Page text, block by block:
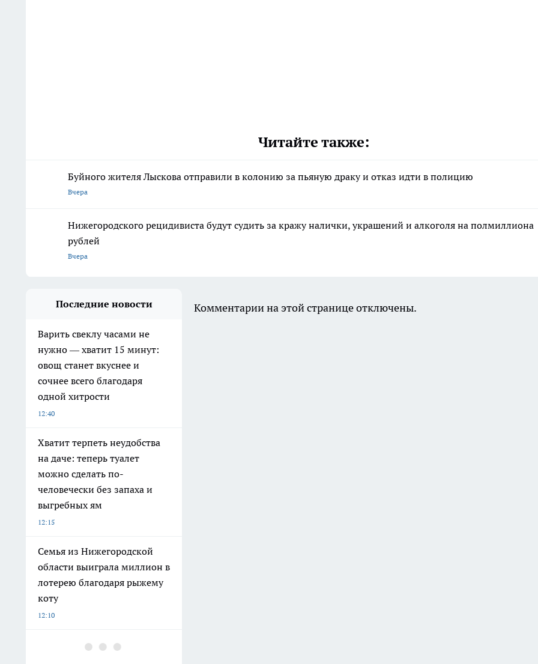
Читайте также:
Буйного жителя Лыскова отправили в колонию за пьяную драку и отказ идти в полицию
Вчера
Нижегородского рецидивиста будут судить за кражу налички, украшений и алкоголя на полмиллиона
рублей
Вчера
Последние новости
Варить свеклу часами не
нужно — хватит 15 минут:
овощ станет вкуснее и
сочнее всего благодаря
одной хитрости
12:40
Хватит терпеть неудобства
на даче: теперь туалет
можно сделать по-
человечески без запаха и
выгребных ям
12:15
Семья из Нижегородской
области выиграла миллион в
лотерею благодаря рыжему
коту
12:10
До 20 тысяч на каждого
Комментарии на этой странице отключены.